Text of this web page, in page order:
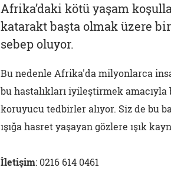
Afrika’daki kötü yaşam
katarakt başta olmak üzere
sebep oluyor.
Bu nedenle Afrika'da milyonlarca
bu hastalıkları iyileştirmek
koruyucu tedbirler alıyor. Siz de bu
ışığa hasret yaşayan gözlere ışık
İletişim: 0216 614 0461